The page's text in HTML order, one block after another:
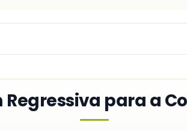
para a